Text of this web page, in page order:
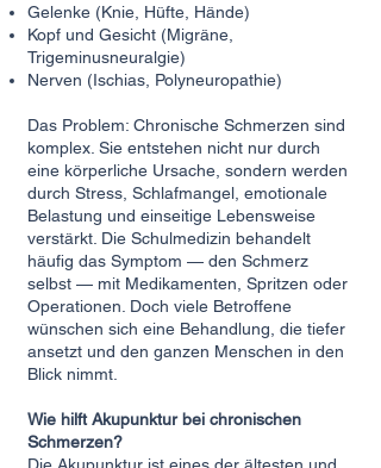
Gelenke (Knie, Hüfte, Hände)
Kopf und Gesicht (Migräne,
Trigeminusneuralgie)
Nerven (Ischias, Polyneuropathie)
Das Problem: Chronische Schmerzen sind
komplex. Sie entstehen nicht nur durch
eine körperliche Ursache, sondern werden
durch Stress, Schlafmangel, emotionale
Belastung und einseitige Lebensweise
verstärkt. Die Schulmedizin behandelt
häufig das Symptom — den Schmerz
selbst — mit Medikamenten, Spritzen oder
Operationen. Doch viele Betroffene
wünschen sich eine Behandlung, die tiefer
ansetzt und den ganzen Menschen in den
Blick nimmt.
Wie hilft Akupunktur bei chronischen
Schmerzen?​